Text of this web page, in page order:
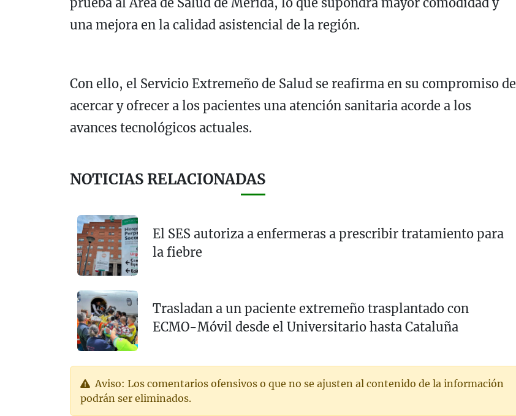
una mejora en la calidad asistencial de la región.
Con ello, el Servicio Extremeño de Salud se reafirma en su compromiso de
acercar y ofrecer a los pacientes una atención sanitaria acorde a los
avances tecnológicos actuales.
NOTICIAS RELACIONADAS
El SES autoriza a enfermeras a prescribir tratamiento para
la fiebre
Trasladan a un paciente extremeño trasplantado con
ECMO-Móvil desde el Universitario hasta Cataluña
Aviso: Los comentarios ofensivos o que no se ajusten al contenido de la información
podrán ser eliminados.